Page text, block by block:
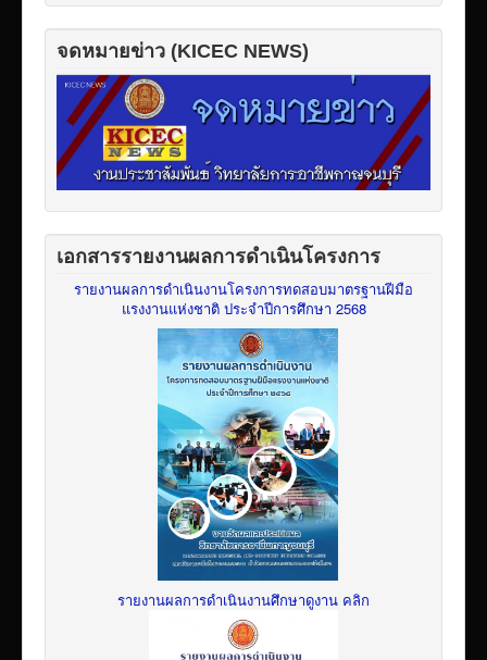
จดหมายข่าว (KICEC NEWS)
เอกสารรายงานผลการดำเนินโครงการ
รายงานผลการดำเนินงานโครงการทดสอบมาตรฐานฝีมือ
แรงงานแห่งชาติ ประจำปีการศึกษา 2568
รายงานผลการดำเนินงานศึกษาดูงาน คลิก